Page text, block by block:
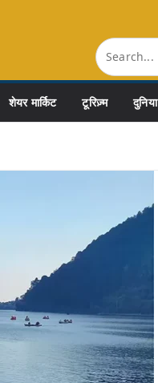
शेयर मार्किट टूरिज़्म दुनिया